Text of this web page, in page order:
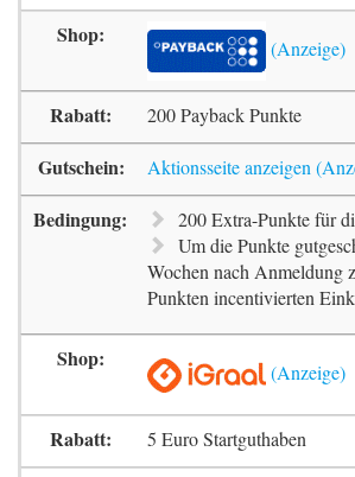
200 Payback Punkte
Aktionsseite anzeigen
200 Extra-Punkte für
Um die Punkte
Wochen nach
Punkten incentivierten
5 Euro Startguthaben